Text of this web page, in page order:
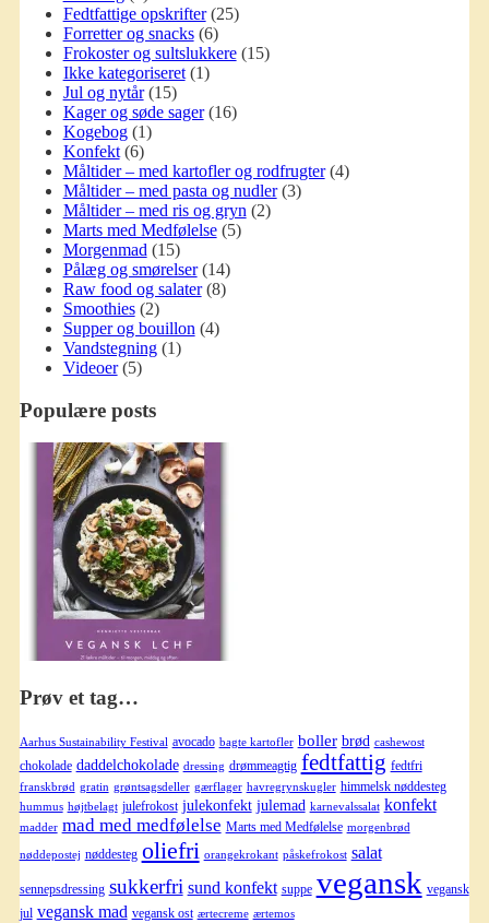
Fedtfattige opskrifter(25)
Forretter og snacks(6)
Frokoster og sultslukkere(15)
Ikke kategoriseret(1)
Jul og nytår(15)
Kager og søde sager(16)
Kogebog(1)
Konfekt(6)
Måltider – med kartofler og rodfrugter(4)
Måltider – med pasta og nudler(3)
Måltider – med ris og gryn (2)
Marts med Medfølelse(5)
Morgenmad (15)
Pålæg og smørelser(14)
Raw food og salater(8)
Smoothies(2)
Supper og bouillon (4)
Vandstegning(1)
Videoer(5)
Populære posts
Prøv et tag…
Aarhus Sustainability Festival avocado bagte kartofler boller brød cashewost
chokolade daddelchokolade dressing drømmeagtig fedtfattig fedtfri
franskbrød gratin grøntsagsdeller gærflager havregrynskugler himmelsk nøddesteg
hummus højtbelagt julefrokost julekonfekt julemad karnevalssalat konfekt
madder mad med medfølelse Marts med Medfølelse morgenbrød
nøddepostej nøddesteg oliefri orangekrokant påskefrokost salat
sennepsdressing sukkerfri sund konfekt suppe vegansk vegansk
jul vegansk mad vegansk ost ærtecreme ærtemos